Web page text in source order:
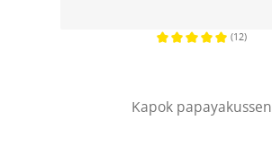
(12)
Kapok papayakussen